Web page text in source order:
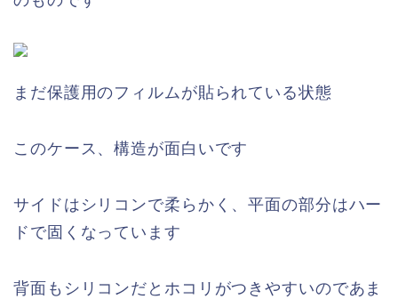
まだ保護用のフィルムが貼られている状態
このケース、構造が面白いです
サイドはシリコンで柔らかく、平面の部分はハー
ドで固くなっています
背面もシリコンだとホコリがつきやすいのであま